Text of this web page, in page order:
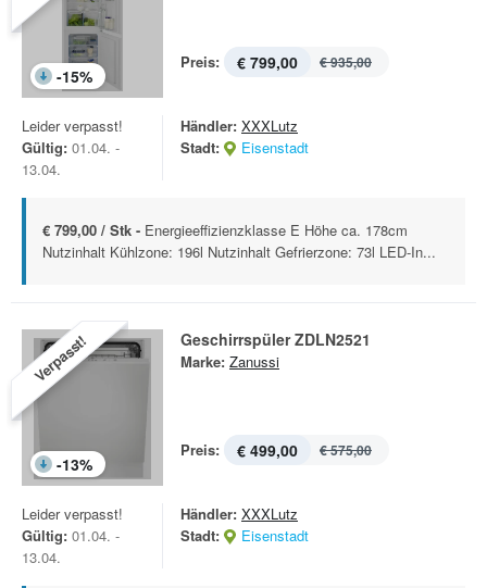
-15%
Preis: € 799,00 € 935,00
Leider verpasst!
Gültig: 01.04. -
13.04.
Händler: XXXLutz
Stadt:
Eisenstadt
€ 799,00 / Stk - Energieeffizienzklasse E Höhe ca. 178cm
Nutzinhalt Kühlzone: 196l Nutzinhalt Gefrierzone: 73l LED-In...
Verpasst!
-13%
Geschirrspüler ZDLN2521
Marke: Zanussi
Preis: € 499,00 € 575,00
Leider verpasst!
Gültig: 01.04. -
13.04.
Händler: XXXLutz
Stadt:
Eisenstadt